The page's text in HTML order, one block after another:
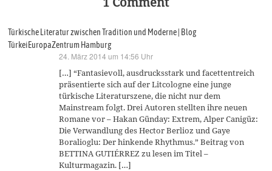
Türkische Literatur zwischen Tradition und Moderne | Blog
TürkeiEuropaZentrum Hamburg
24. März 2014 um 14:56 Uhr
[…] “Fantasievoll, ausdrucksstark und facettentreich
präsentierte sich auf der Litcologne eine junge
türkische Literaturszene, die nicht nur dem
Mainstream folgt. Drei Autoren stellten ihre neuen
Romane vor – Hakan Günday: Extrem, Alper Canigüz:
Die Verwandlung des Hector Berlioz und Gaye
Boralioglu: Der hinkende Rhythmus.” Beitrag von
BETTINA GUTIÉRREZ zu lesen im Titel –
Kulturmagazin. […]